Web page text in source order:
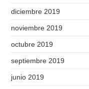
diciembre 2019
noviembre 2019
octubre 2019
septiembre 2019
junio 2019